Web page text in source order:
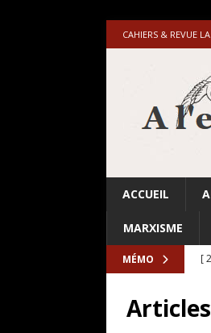
CAHIERS & REVUE
ACCUEIL
MARXISME
MÉMO [
[
Articles